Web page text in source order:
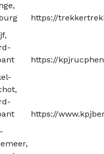
https://
https://
https://